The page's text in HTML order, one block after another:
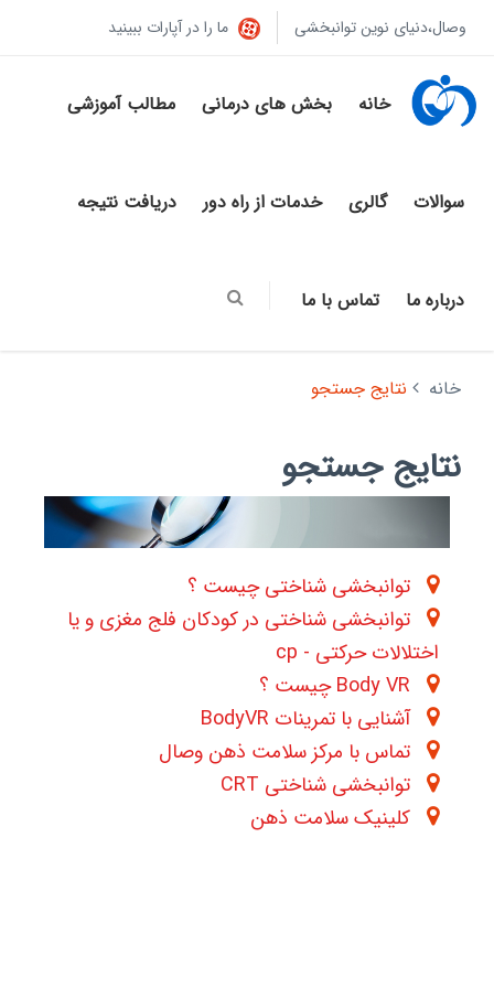
وصال،دنیای نوین توانبخشی ما را در آپارات ببینید
خانه بخش های درمانی مطالب آموزشی
سوالات گالری خدمات از راه دور دریافت نتیجه
درباره ما تماس با ما
خانه نتایج جستجو
نتایج جستجو
توانبخشی شناختی چیست ؟
توانبخشی شناختی در کودکان فلج مغزی و یا
اختلالات حرکتی - cp
Body VR چیست ؟
آشنایی با تمرینات BodyVR
تماس با مرکز سلامت ذهن وصال
توانبخشی شناختی CRT
کلینیک سلامت ذهن